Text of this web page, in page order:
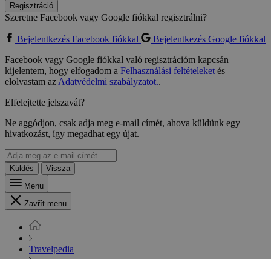
Regisztráció
Szeretne Facebook vagy Google fiókkal regisztrálni?
Bejelentkezés Facebook fiókkal
Bejelentkezés Google fiókkal
Facebook vagy Google fiókkal való regisztrációm kapcsán
kijelentem, hogy elfogadom a Felhasználási feltételeketés
elolvastam azAdatvédelmi szabályzatot..
Elfelejtette jelszavát?
Ne aggódjon, csak adja meg e-mail címét, ahova küldünk egy
hivatkozást, így megadhat egy újat.
Küldés
Vissza
Menu
Zavřít menu
Travelpedia